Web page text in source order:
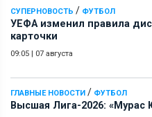
СУПЕРНОВОСТЬ / ФУТБОЛ
УЕФА изменил правила
карточки
09:05 | 07 августа
ГЛАВНЫЕ НОВОСТИ / ФУТБОЛ
Высшая Лига-2026: «Мурас